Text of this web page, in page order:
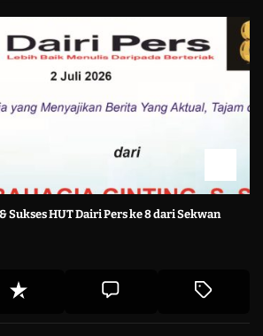
Sukses HUT Dairi Pers ke 8 dari Sekwan